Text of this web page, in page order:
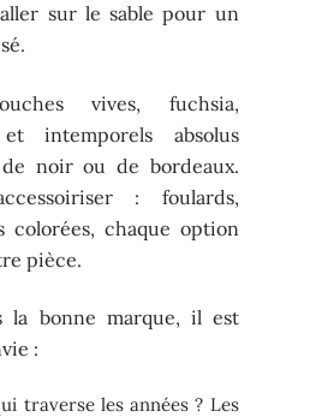
sur le sable pour un
vives, fuchsia,
intemporels absolus
noir ou de bordeaux.
: foulards,
colorées, chaque option
pièce.
la bonne marque, il est
:
traverse les années ? Les